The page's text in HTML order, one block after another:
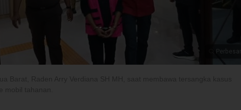
Perbesar